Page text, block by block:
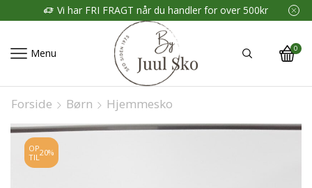
Vi har FRI FRAGT når du handler for over 500kr
Menu 0
Forside Børn Hjemmesko
OP
TIL 20%